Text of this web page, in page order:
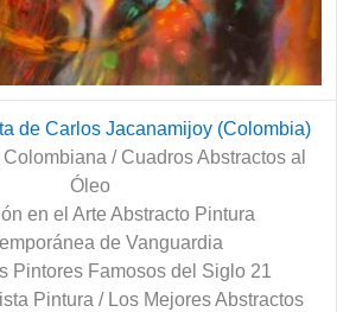
de Carlos Jacanamijoy (Colombia)
/ Cuadros Abstractos al
Óleo
en el Arte Abstracto Pintura
de Vanguardia
Pintores Famosos del Siglo 21
Pintura / Los Mejores Abstractos